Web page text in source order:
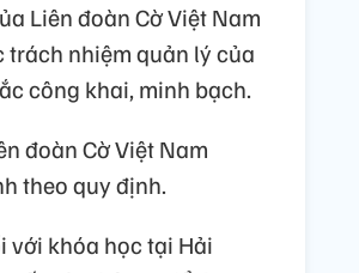
Liên đoàn Cờ Việt Nam
trách nhiệm quản lý của
công khai, minh bạch.
đoàn Cờ Việt Nam
theo quy định.
với khóa học tại Hải